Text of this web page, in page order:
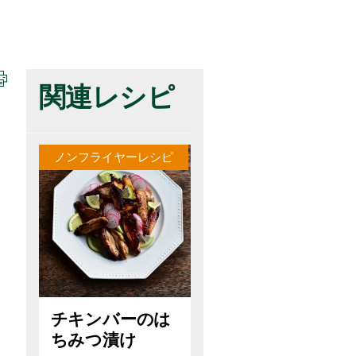
関連レシピ
ノンフライヤーレシピ
チキンバーのは
ちみつ漬け